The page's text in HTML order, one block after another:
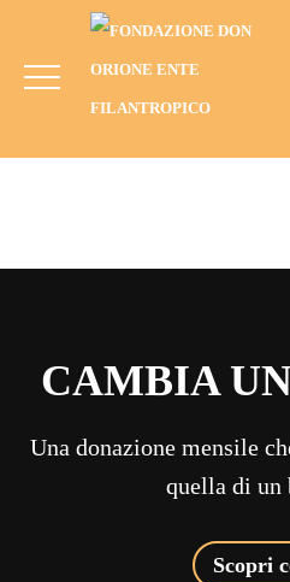
Relazione
HOME
RELAZIONE _HTML_44C8292F
CAMBIA
Una donazione mensile
quella di un
Scopri